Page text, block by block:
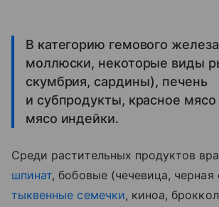
В категорию гемового
моллюски, некоторые виды
скумбрия, сардины), печень
и субпродукты, красное
мясо индейки.
Среди растительных продуктов
шпинат, бобовые (чечевица, черная
тыквенные семечки, киноа,